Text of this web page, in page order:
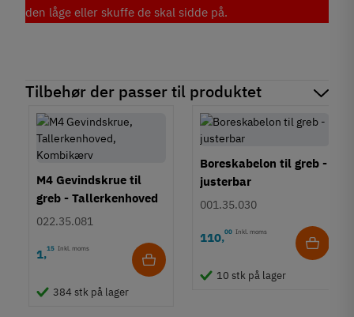
den låge eller skuffe de skal sidde på.
Tilbehør der passer til produktet
M4 Gevindskrue til
greb - Tallerkenhoved
- Krydskærv
022.35.081
1,15 Inkl. moms
384 stk på lager
Boreskabelon til greb -
justerbar
001.35.030
110,00 Inkl. moms
10 stk på lager